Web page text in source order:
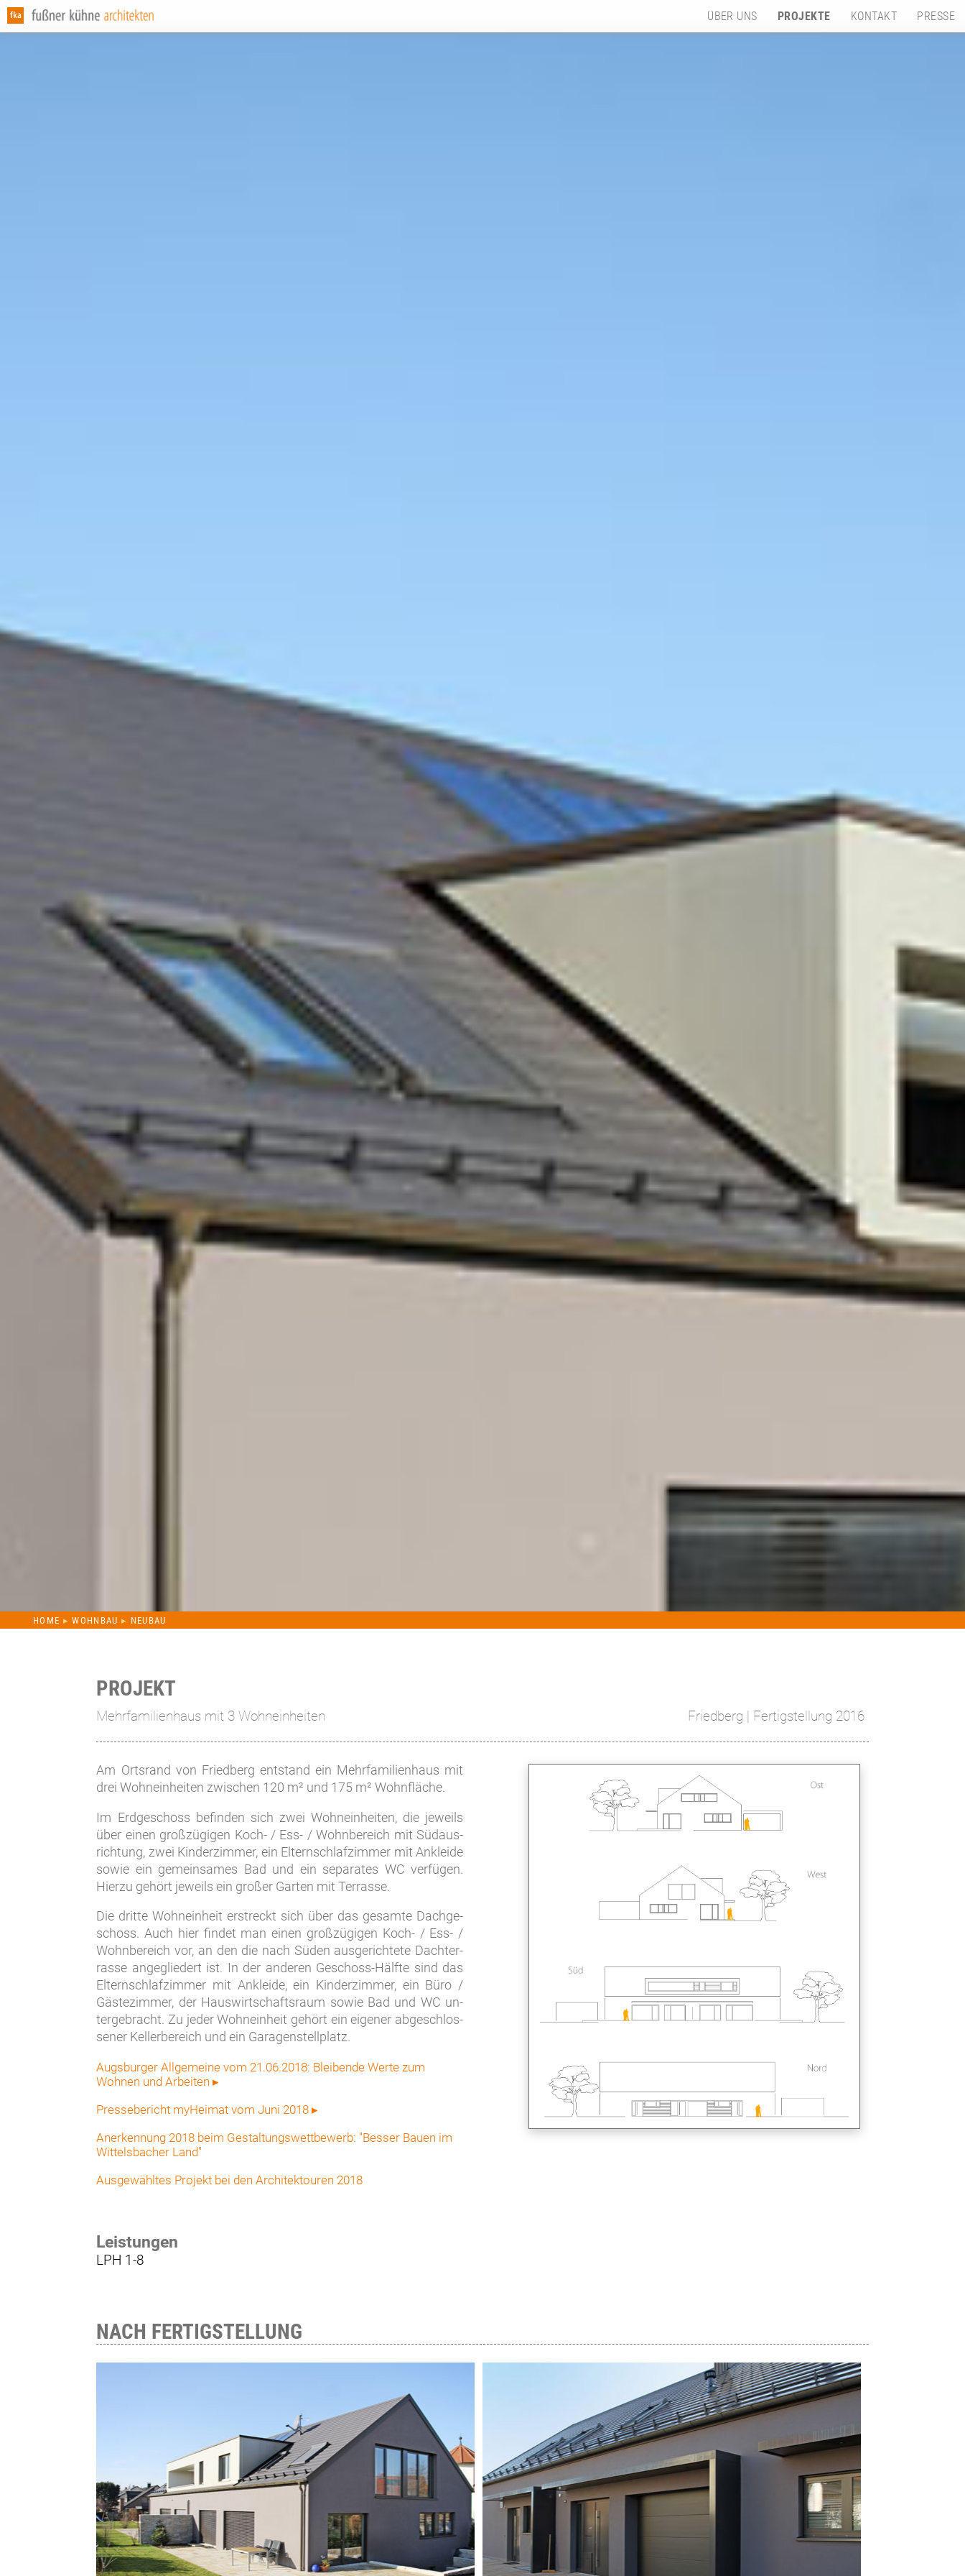
ÜBER UNS PROJEKTE KONTAKT PRESSE
HOME ▸WOHNBAU▸ NEUBAU
PROJEKT
Mehrfamilienhaus mit 3 Wohneinheiten Friedberg | Fertigstellung 2016
Am Ortsrand von Fried­berg ent­stand ein Mehr­fa­mi­li­en­haus mit
drei Wohn­ein­hei­ten zwi­schen 120 m² und 175 m² Wohn­flä­che.
Im Erd­ge­schoss be­fin­den sich zwei Wohn­ein­hei­ten, die je­weils
über ei­nen groß­zü­gi­gen Koch- / Ess- / Wohnbereich mit Süd­aus­
rich­tung, zwei Kin­der­zim­mer, ein El­tern­schlaf­zim­mer mit An­klei­de
so­wie ein ge­mein­sam­es Bad und ein se­pa­ra­tes WC verfügen.
Hier­zu ge­hört je­weils ein großer Gar­ten mit Ter­ras­se.
Die dritte Wohn­ein­heit er­streckt sich über das ge­sam­te Dach­ge­
schoss. Auch hier fin­det man einen groß­zü­gi­gen Koch- / Ess- /
Wohn­be­reich vor, an den die nach Sü­den aus­ge­rich­te­te Dach­ter­
ras­se an­ge­glie­dert ist. In der an­de­ren Ge­schoss-Hälf­te sind das
El­tern­schlaf­zim­mer mit An­klei­de, ein Kin­der­zim­mer, ein Büro /
Gäs­te­zim­mer, der Haus­wirt­schafts­raum sowie Bad und WC un­
ter­ge­bracht. Zu je­der Wohn­ein­heit ge­hört ein ei­gen­er ab­ge­schlos­
sen­er Kel­ler­be­reich und ein Ga­ra­gen­stell­platz.
Augsburger Allgemeine vom 21.06.2018: Bleibende Werte zum
Wohnen und Arbeiten ▸
Pressebericht myHeimat vom Juni 2018 ▸
Anerkennung 2018 beim Gestaltungswettbewerb: "Besser Bauen im
Wittelsbacher Land"
Ausgewähltes Projekt bei den Architektouren 2018
Leistungen
LPH 1-8
NACH FERTIGSTELLUNG